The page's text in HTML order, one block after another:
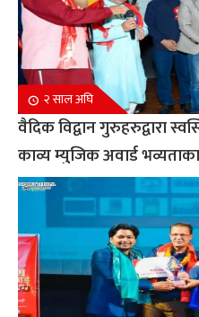
२ साल अघि
वैदिक विद्वान गुरुहरुद्वारा
काव्य म्युजिक अवार्ड